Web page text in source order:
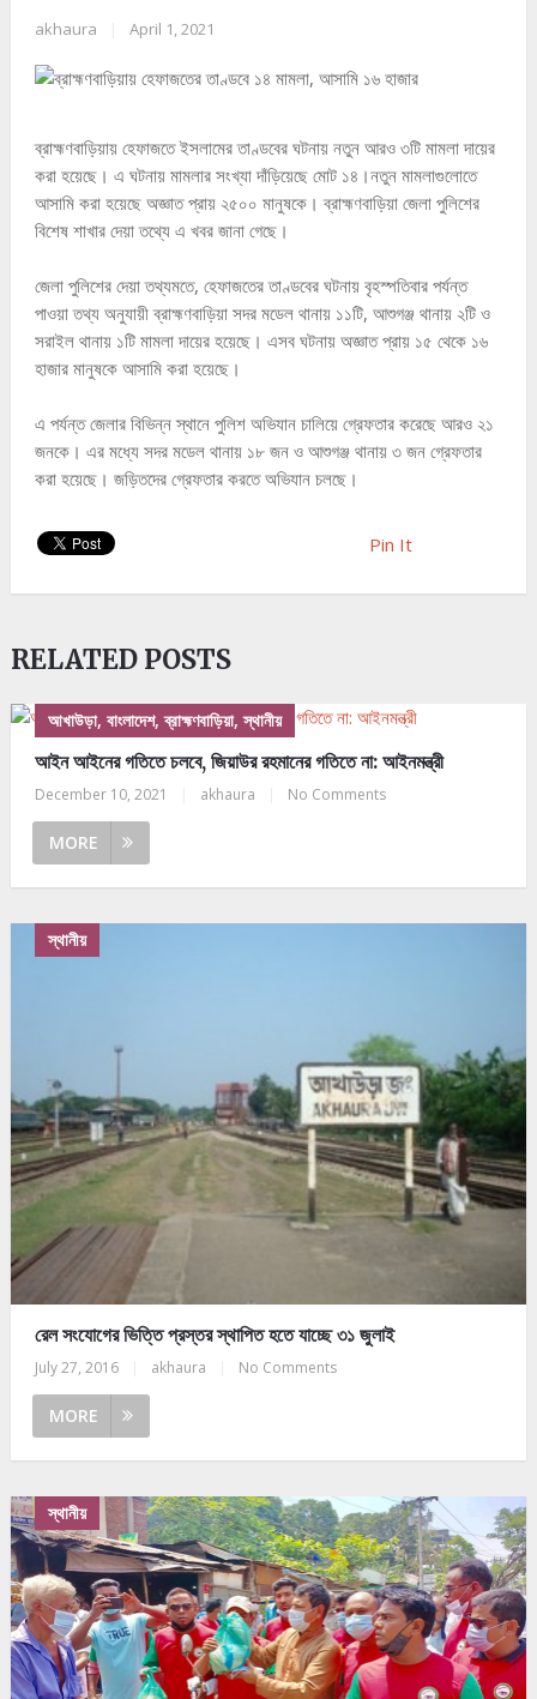
akhaura April 1, 2021
ব্রাহ্মণবাড়িয়ায় হেফাজতে ইসলামের তাণ্ডবের ঘটনায় নতুন আরও ৩টি মামলা দায়ের
করা হয়েছে। এ ঘটনায় মামলার সংখ্যা দাঁড়িয়েছে মোট ১৪।নতুন মামলাগুলোতে
আসামি করা হয়েছে অজ্ঞাত প্রায় ২৫০০ মানুষকে। ব্রাহ্মণবাড়িয়া জেলা পুলিশের
বিশেষ শাখার দেয়া তথ্যে এ খবর জানা গেছে।
জেলা পুলিশের দেয়া তথ্যমতে, হেফাজতের তাণ্ডবের ঘটনায় বৃহস্পতিবার পর্যন্ত
পাওয়া তথ্য অনুযায়ী ব্রাহ্মণবাড়িয়া সদর মডেল থানায় ১১টি, আশুগঞ্জ থানায় ২টি ও
সরাইল থানায় ১টি মামলা দায়ের হয়েছে। এসব ঘটনায় অজ্ঞাত প্রায় ১৫ থেকে ১৬
হাজার মানুষকে আসামি করা হয়েছে।
এ পর্যন্ত জেলার বিভিন্ন স্থানে পুলিশ অভিযান চালিয়ে গ্রেফতার করেছে আরও ২১
জনকে। এর মধ্যে সদর মডেল থানায় ১৮ জন ও আশুগঞ্জ থানায় ৩ জন গ্রেফতার
করা হয়েছে। জড়িতদের গ্রেফতার করতে অভিযান চলছে।
Pin It
RELATED POSTS
আখাউড়া, বাংলাদেশ, ব্রাহ্মণবাড়িয়া, স্থানীয়
আইন আইনের গতিতে চলবে, জিয়াউর রহমানের গতিতে না: আইনমন্ত্রী
December 10, 2021 akhaura No Comments
MORE
স্থানীয়
রেল সংযোগের ভিত্তি প্রস্তর স্থাপিত হতে যাচ্ছে ৩১ জুলাই
July 27, 2016 akhaura No Comments
MORE
স্থানীয়